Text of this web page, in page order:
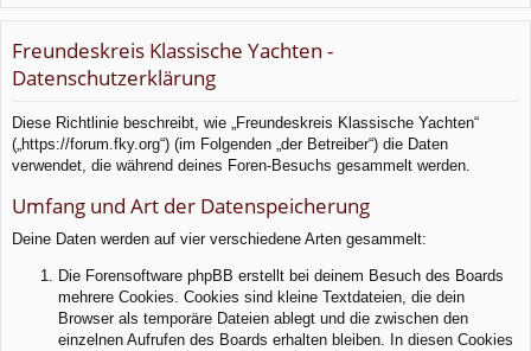
llz
ug
rif
f
de
r
el
rie
Freundeskreis Klassische Yachten -
Datenschutzerklärung
Diese Richtlinie beschreibt, wie „Freundeskreis Klassische Yachten“
(„https://forum.fky.org“) (im Folgenden „der Betreiber“) die Daten
verwendet, die während deines Foren-Besuchs gesammelt werden.
Umfang und Art der Datenspeicherung
Deine Daten werden auf vier verschiedene Arten gesammelt:
Die Forensoftware phpBB erstellt bei deinem Besuch des Boards
mehrere Cookies. Cookies sind kleine Textdateien, die dein
Browser als temporäre Dateien ablegt und die zwischen den
einzelnen Aufrufen des Boards erhalten bleiben. In diesen Cookies